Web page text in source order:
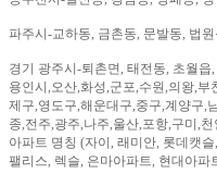
파주시-교하동, 금촌동, 문발동, 법
경기 광주시-퇴촌면, 태전동, 초월읍
용인시,오산,화성,군포,수원,의왕,
제구,영도구,해운대구,중구,계양구,
종,전주,광주,나주,울산,포항,구미,
아파트 명칭 (자이, 래미안, 롯데캣
팰리스, 렉슬, 은마아파트, 현대아